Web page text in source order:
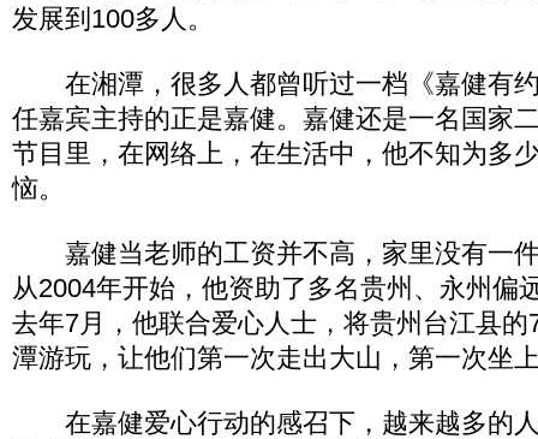
发展到100多人。
在湘潭，很多人都曾听过一档《嘉健有
任嘉宾主持的正是嘉健。嘉健还是一名国家
节目里，在网络上，在生活中，他不知为多
恼。
嘉健当老师的工资并不高，家里没有一
从2004年开始，他资助了多名贵州、永州偏
去年7月，他联合爱心人士，将贵州台江县
潭游玩，让他们第一次走出大山，第一次坐
在嘉健爱心行动的感召下，越来越多的